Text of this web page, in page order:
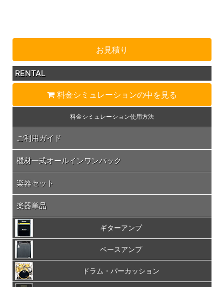
お見積り
RENTAL
料金シミュレーションの中を見る
料金シミュレーション使用方法
ご利用ガイド
機材一式オールインワンパック
楽器セット
楽器単品
ギターアンプ
ベースアンプ
ドラム・パーカッション